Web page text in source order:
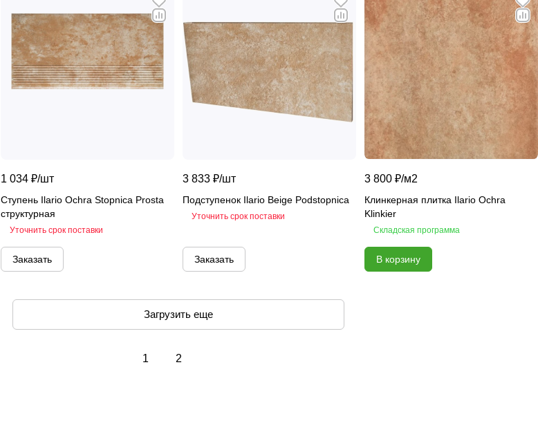
1 034 ₽/шт
Ступень Ilario Ochra Stopnica Prosta
структурная
Уточнить срок поставки
Заказать
3 833 ₽/шт
Подступенок Ilario Beige Podstopnica
Уточнить срок поставки
Заказать
3 800 ₽/м2
Клинкерная плитка Ilario Ochra
Klinkier
Складская программа
В корзину
Загрузить еще
1 2